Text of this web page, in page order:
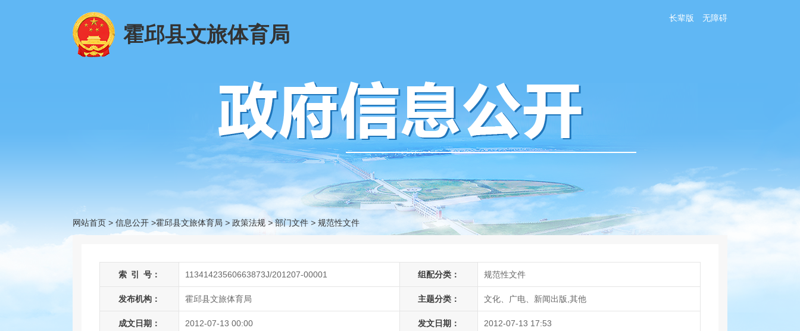
霍邱县文旅体育局
长辈版 无障碍
网站首页 > 信息公开 >霍邱县文旅体育局 > 政策法规 > 部门文件 > 规范性文件
索 引 号： 11341423560663873J/201207-00001 组配分类： 规范性文件
发布机构： 霍邱县文旅体育局 主题分类： 文化、广电、新闻出版,其他
成文日期： 2012-07-13 00:00 发文日期： 2012-07-13 17:53